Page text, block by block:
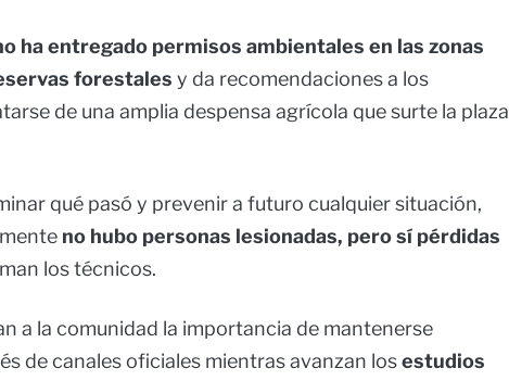
ha entregado permisos ambientales en las zonas
forestales y da recomendaciones a los
de una amplia despensa agrícola que surte la plaza
qué pasó y prevenir a futuro cualquier situación,
no hubo personas lesionadas, pero sí pérdidas
los técnicos.
a la comunidad la importancia de mantenerse
de canales oficiales mientras avanzan losestudios